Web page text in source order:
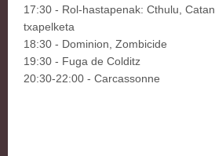
17:30 - Rol-hastapenak: Cthulu, Catan
txapelketa
18:30 - Dominion, Zombicide
19:30 - Fuga de Colditz
20:30-22:00 - Carcassonne